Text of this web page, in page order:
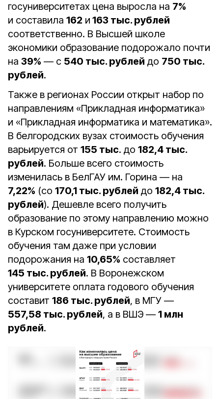
госуниверситетах цена выросла на 7%
и составила 162 и 163 тыс. рублей
соответственно. В Высшей школе
экономики образование подорожало почти
на 39% — с 540 тыс. рублей до 750 тыс.
рублей.
Также в регионах России открыт набор по
направлениям «Прикладная информатика»
и «Прикладная информатика и математика».
В белгородских вузах стоимость обучения
варьируется от 155 тыс. до 182,4 тыс.
рублей. Больше всего стоимость
изменилась в БелГАУ им. Горина — на
7,22% (со 170,1 тыс. рублей до 182,4 тыс.
рублей). Дешевле всего получить
образование по этому направлению можно
в Курском госуниверситете. Стоимость
обучения там даже при условии
подорожания на 10,65% составляет
145 тыс. рублей. В Воронежском
университете оплата годового обучения
составит 186 тыс. рублей, в МГУ —
557,58 тыс. рублей, а в ВШЭ — 1 млн
рублей.